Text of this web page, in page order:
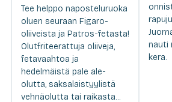
Tee helppo naposteluruoka
oluen seuraan Figaro-
oliiveista ja Patros-fetasta!
Olutfriteerattuja oliiveja,
fetavaahtoa ja
hedelmäistä pale ale-
olutta, saksalaistyylistä
vehnäolutta tai raikasta...
nauti
kera.